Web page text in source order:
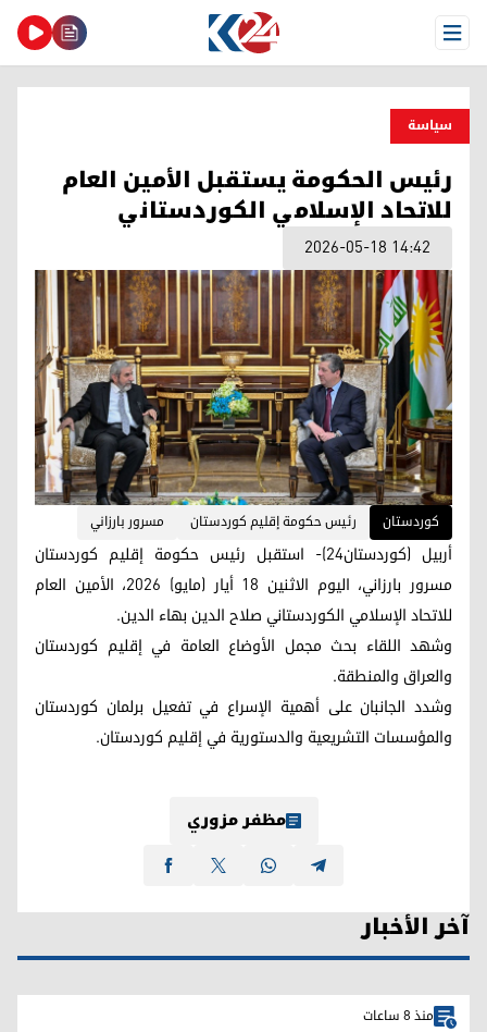
Open Menu
سیاسة
رئيس الحكومة يستقبل الأمين العام
للاتحاد الإسلامي الكوردستاني
2026-05-18 14:42
کوردستان رئيس حكومة إقليم كوردستان مسرور بارزاني
أربيل (كوردستان24)- استقبل رئيس حكومة إقليم كوردستان
مسرور بارزاني، اليوم الاثنين 18 أيار (مايو) 2026، الأمين العام
للاتحاد الإسلامي الكوردستاني صلاح الدين بهاء الدين.
وشهد اللقاء بحث مجمل الأوضاع العامة في إقليم كوردستان
والعراق والمنطقة.
وشدد الجانبان على أهمية الإسراع في تفعيل برلمان كوردستان
والمؤسسات التشريعية والدستورية في إقليم كوردستان.
مظفر مزوري
آخر الأخبار
منذ 8 ساعات